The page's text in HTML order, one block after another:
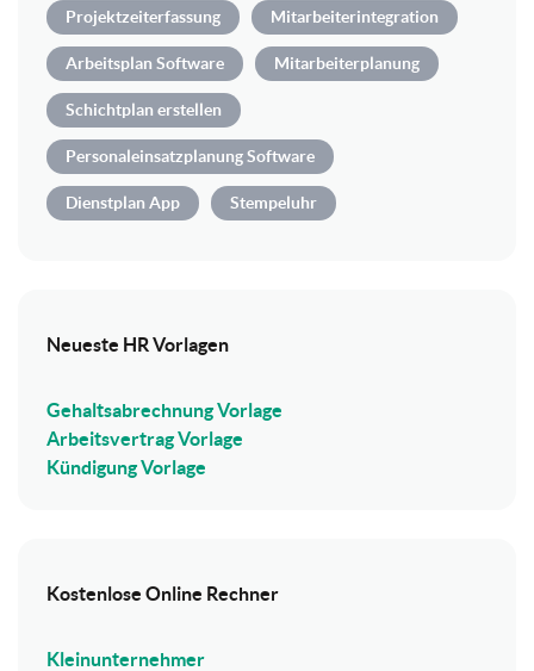
Projektzeiterfassung Mitarbeiterintegration
Arbeitsplan Software Mitarbeiterplanung
Schichtplan erstellen
Personaleinsatzplanung Software
Dienstplan App Stempeluhr
Neueste HR Vorlagen
Gehaltsabrechnung Vorlage
Arbeitsvertrag Vorlage
Kündigung Vorlage
Kostenlose Online Rechner
Kleinunternehmer